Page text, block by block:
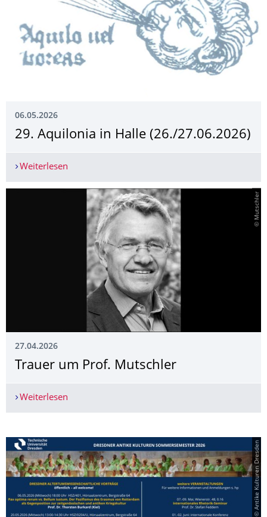
06.05.2026
29. Aquilonia in Halle (26./27.06.2026)
Weiterlesen
© Mutschler
27.04.2026
Trauer um Prof. Mutschler
Weiterlesen
© Antike Kulturen Dresden